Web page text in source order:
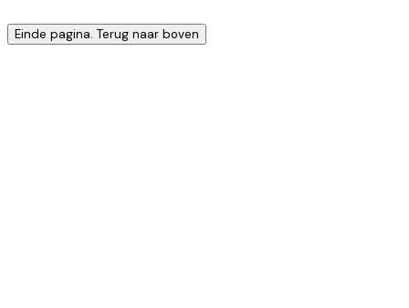
Einde pagina. Terug naar boven